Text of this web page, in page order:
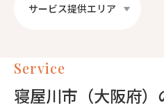
サービス提供エリア
Service
寝屋川市（大阪府